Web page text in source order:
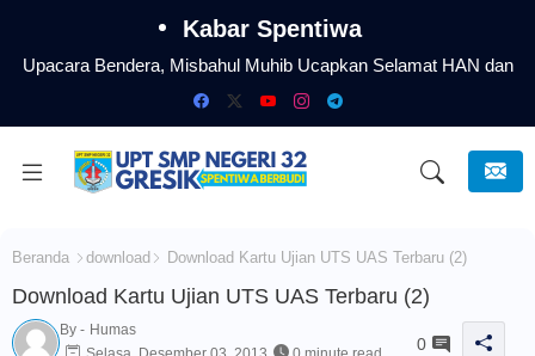
Kabar Spentiwa
Upacara Bendera, Misbahul Muhib Ucapkan Selamat HAN dan
Serukan Sekolah Aman Nyaman dari Perundungan
Beranda download Download Kartu Ujian UTS UAS Terbaru (2)
Download Kartu Ujian UTS UAS Terbaru (2)
By - Humas
0